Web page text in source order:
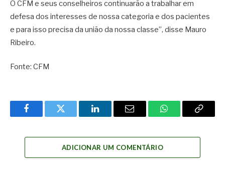
O CFM e seus conselheiros continuarão a trabalhar em
defesa dos interesses de nossa categoria e dos pacientes
e para isso precisa da união da nossa classe”, disse Mauro
Ribeiro.
Fonte: CFM
FacebookTwitter LinkedInEmail WhatsAppCopy
ADICIONAR UM COMENTÁRIO